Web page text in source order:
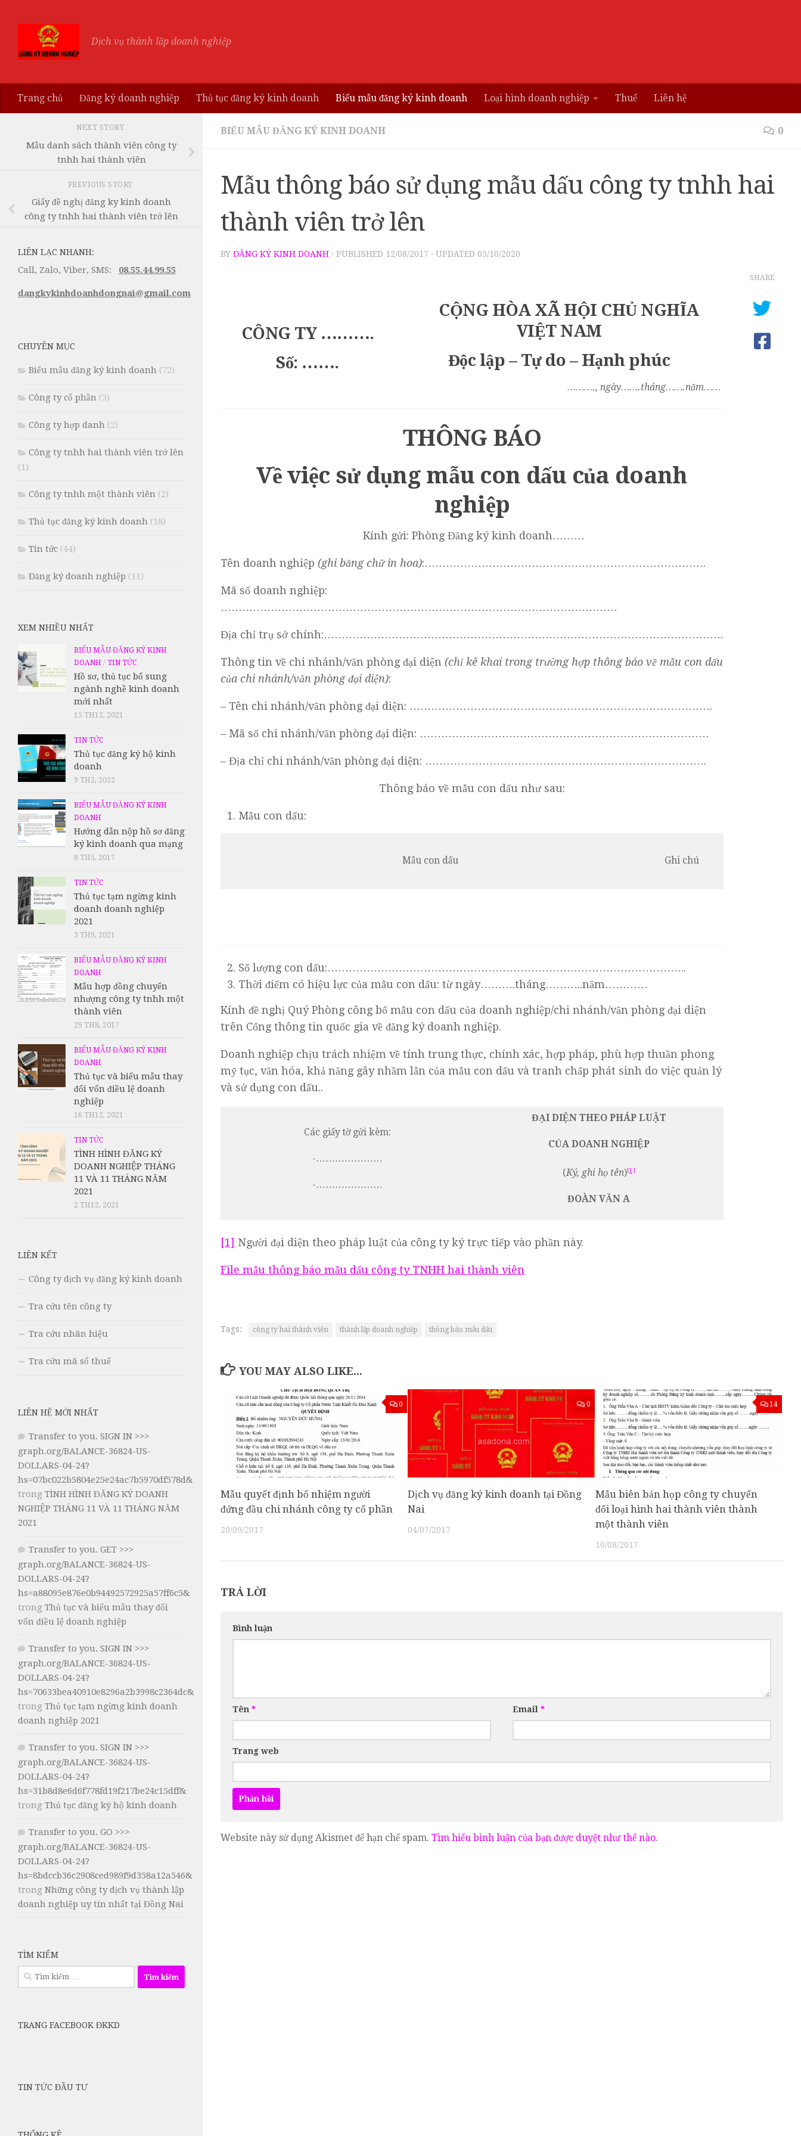
Dịch vụ thành lập doanh nghiệp
Trang chủ Đăng ký doanh nghiệp Thủ tục đăng ký kinh doanh Biểu mẫu đăng ký kinh doanh Loại hình doanh nghiệp Thuế Liên hệ
BIỂU MẪU ĐĂNG KÝ KINH DOANH 0
Mẫu thông báo sử dụng mẫu dấu công ty tnhh hai
thành viên trở lên
BY ĐĂNG KÝ KINH DOANH · PUBLISHED 12/08/2017 · UPDATED 05/10/2020
CÔNG TY ……….
Số: …….
CỘNG HÒA XÃ HỘI CHỦ NGHĨA
VIỆT NAM
Độc lập – Tự do – Hạnh phúc
………., ngày…….tháng…….năm……
THÔNG BÁO
Về việc sử dụng mẫu con dấu của doanh
nghiệp
Kính gửi: Phòng Đăng ký kinh doanh………
Tên doanh nghiệp (ghi bằng chữ in hoa):…………………………………………………………………….
Mã số doanh nghiệp:
…………………………………………………………………………………………………
Địa chỉ trụ sở chính:………………………………………………………………………………………………….
Thông tin về chi nhánh/văn phòng đại diện (chỉ kê khai trong trường hợp thông báo về mẫu con dấu
của chi nhánh/văn phòng đại diện):
– Tên chi nhánh/văn phòng đại diện: ………………………………………………………………………….
– Mã số chi nhánh/văn phòng đại diện: ………………………………………………………………………
– Địa chỉ chi nhánh/văn phòng đại diện: …………………………………………………………………….
Thông báo về mẫu con dấu như sau:
Mẫu con dấu:
Mẫu con dấu Ghi chú
Số lượng con dấu:………………………………………………………………………………………..
Thời điểm có hiệu lực của mẫu con dấu: từ ngày……….tháng………..năm…………
Kính đề nghị Quý Phòng công bố mẫu con dấu của doanh nghiệp/chi nhánh/văn phòng đại diện
trên Cổng thông tin quốc gia về đăng ký doanh nghiệp.
Doanh nghiệp chịu trách nhiệm về tính trung thực, chính xác, hợp pháp, phù hợp thuần phong
mỹ tục, văn hóa, khả năng gây nhầm lẫn của mẫu con dấu và tranh chấp phát sinh do việc quản lý
và sử dụng con dấu..
Các giấy tờ gửi kèm:
-…………………
-…………………
ĐẠI DIỆN THEO PHÁP LUẬT
CỦA DOANH NGHIỆP
(Ký, ghi họ tên)[1]
ĐOÀN VĂN A
[1] Người đại diện theo pháp luật của công ty ký trực tiếp vào phần này.
File mẫu thông báo mẫu dấu công ty TNHH hai thành viên
SHARE
Tags: công ty hai thành viên thành lập doanh nghiệp thông báo mẫu dấu
YOU MAY ALSO LIKE...
0
Mẫu quyết định bổ nhiệm người
đứng đầu chi nhánh công ty cổ phần
20/09/2017
0
Dịch vụ đăng ký kinh doanh tại Đồng
Nai
04/07/2017
14
Mẫu biên bản họp công ty chuyển
đổi loại hình hai thành viên thành
một thành viên
16/08/2017
TRẢ LỜI
Bình luận
Tên * Email*
Trang web
Website này sử dụng Akismet để hạn chế spam. Tìm hiểu bình luận của bạn được duyệt như thế nào.
NEXT STORY
Mẫu danh sách thành viên công ty
tnhh hai thành viên
PREVIOUS STORY
Giấy đề nghị đăng ky kinh doanh
công ty tnhh hai thành viên trở lên
LIÊN LẠC NHANH:
Call, Zalo, Viber, SMS: 08.55.44.99.55
dangkykinhdoanhdongnai@gmail.com
CHUYÊN MỤC
Biểu mẫu đăng ký kinh doanh (72)
Công ty cổ phần (3)
Công ty hợp danh (2)
Công ty tnhh hai thành viên trở lên
(1)
Công ty tnhh một thành viên (2)
Thủ tục đăng ký kinh doanh (18)
Tin tức (44)
Đăng ký doanh nghiệp (11)
XEM NHIỀU NHẤT
BIỂU MẪU ĐĂNG KÝ KINH
DOANH / TIN TỨC
Hồ sơ, thủ tục bổ sung
ngành nghề kinh doanh
mới nhất
15 TH12, 2021
TIN TỨC
Thủ tục đăng ký hộ kinh
doanh
9 TH2, 2022
BIỂU MẪU ĐĂNG KÝ KINH
DOANH
Hướng dẫn nộp hồ sơ đăng
ký kinh doanh qua mạng
8 TH5, 2017
TIN TỨC
Thủ tục tạm ngừng kinh
doanh doanh nghiệp
2021
3 TH9, 2021
BIỂU MẪU ĐĂNG KÝ KINH
DOANH
Mẫu hợp đồng chuyển
nhượng công ty tnhh một
thành viên
29 TH8, 2017
BIỂU MẪU ĐĂNG KÝ KINH
DOANH
Thủ tục và biểu mẫu thay
đổi vốn điều lệ doanh
nghiệp
16 TH12, 2021
TIN TỨC
TÌNH HÌNH ĐĂNG KÝ
DOANH NGHIỆP THÁNG
11 VÀ 11 THÁNG NĂM
2021
2 TH12, 2021
LIÊN KẾT
Công ty dịch vụ đăng ký kinh doanh
Tra cứu tên công ty
Tra cứu nhãn hiệu
Tra cứu mã số thuế
LIÊN HỆ MỚI NHẤT
Transfer to you. SIGN IN >>>
graph.org/BALANCE-36824-US-
DOLLARS-04-24?
hs=07bc022b5804e25e24ac7b5970df578d&
trong TÌNH HÌNH ĐĂNG KÝ DOANH
NGHIỆP THÁNG 11 VÀ 11 THÁNG NĂM
2021
Transfer to you. GET >>>
graph.org/BALANCE-36824-US-
DOLLARS-04-24?
hs=a88095e876e0b94492572925a57ff6c5&
trong Thủ tục và biểu mẫu thay đổi
vốn điều lệ doanh nghiệp
Transfer to you. SIGN IN >>>
graph.org/BALANCE-36824-US-
DOLLARS-04-24?
hs=70633bea40910e8296a2b3998c2364dc&
trong Thủ tục tạm ngừng kinh doanh
doanh nghiệp 2021
Transfer to you. SIGN IN >>>
graph.org/BALANCE-36824-US-
DOLLARS-04-24?
hs=31b8d8e6d6f778fd19f217be24c15dff&
trong Thủ tục đăng ký hộ kinh doanh
Transfer to you. GO >>>
graph.org/BALANCE-36824-US-
DOLLARS-04-24?
hs=8bdccb36c2908ced989f9d358a12a546&
trong Những công ty dịch vụ thành lập
doanh nghiệp uy tín nhất tại Đồng Nai
TÌM KIẾM
Tìm
kiếm
TRANG FACEBOOK ĐKKD
TIN TỨC ĐẦU TƯ